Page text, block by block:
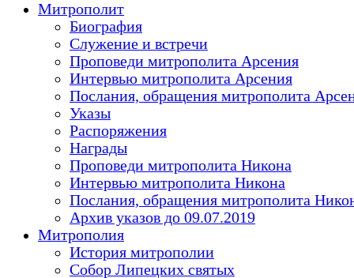
Митрополит
Биография
Служение и встречи
Проповеди митрополита Арсения
Интервью митрополита Арсения
Послания, обращения митрополита
Указы
Распоряжения
Награды
Проповеди митрополита Никона
Интервью митрополита Никона
Послания, обращения митрополита
Архив указов до 09.07.2019
Митрополия
История митрополии
Собор Липецких святых